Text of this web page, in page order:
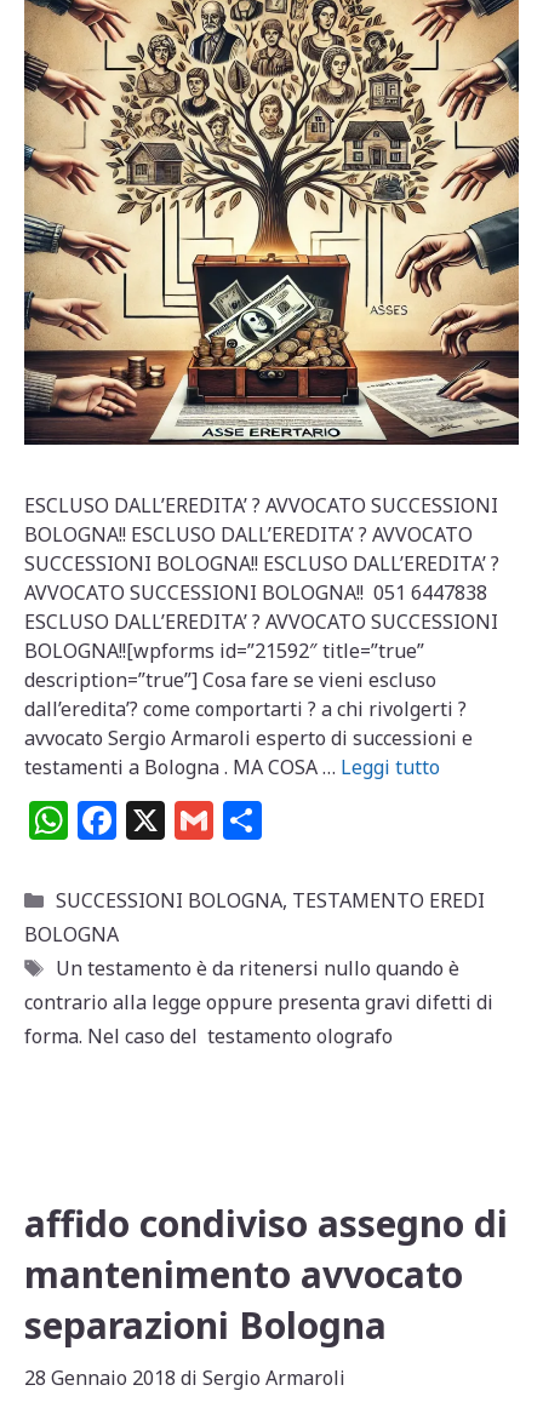
ESCLUSO DALL’EREDITA’ ? AVVOCATO SUCCESSIONI
BOLOGNA!! ESCLUSO DALL’EREDITA’ ? AVVOCATO
SUCCESSIONI BOLOGNA!! ESCLUSO DALL’EREDITA’ ?
AVVOCATO SUCCESSIONI BOLOGNA!! 051 6447838
ESCLUSO DALL’EREDITA’ ? AVVOCATO SUCCESSIONI
BOLOGNA!![wpforms id=”21592″ title=”true”
description=”true”] Cosa fare se vieni escluso
dall’eredita’? come comportarti ? a chi rivolgerti ?
avvocato Sergio Armaroli esperto di successioni e
testamenti a Bologna . MA COSA … Leggi tutto
W
at
s
A
p
p
F
c
e
b
o
o
X G
ai n
vi
di
Categorie
SUCCESSIONI BOLOGNA, TESTAMENTO EREDI
BOLOGNA
Tag
Un testamento è da ritenersi nullo quando è
contrario alla legge oppure presenta gravi difetti di
forma. Nel caso del testamento olografo
affido condiviso assegno di
mantenimento avvocato
separazioni Bologna
28 Gennaio 2018 di Sergio Armaroli